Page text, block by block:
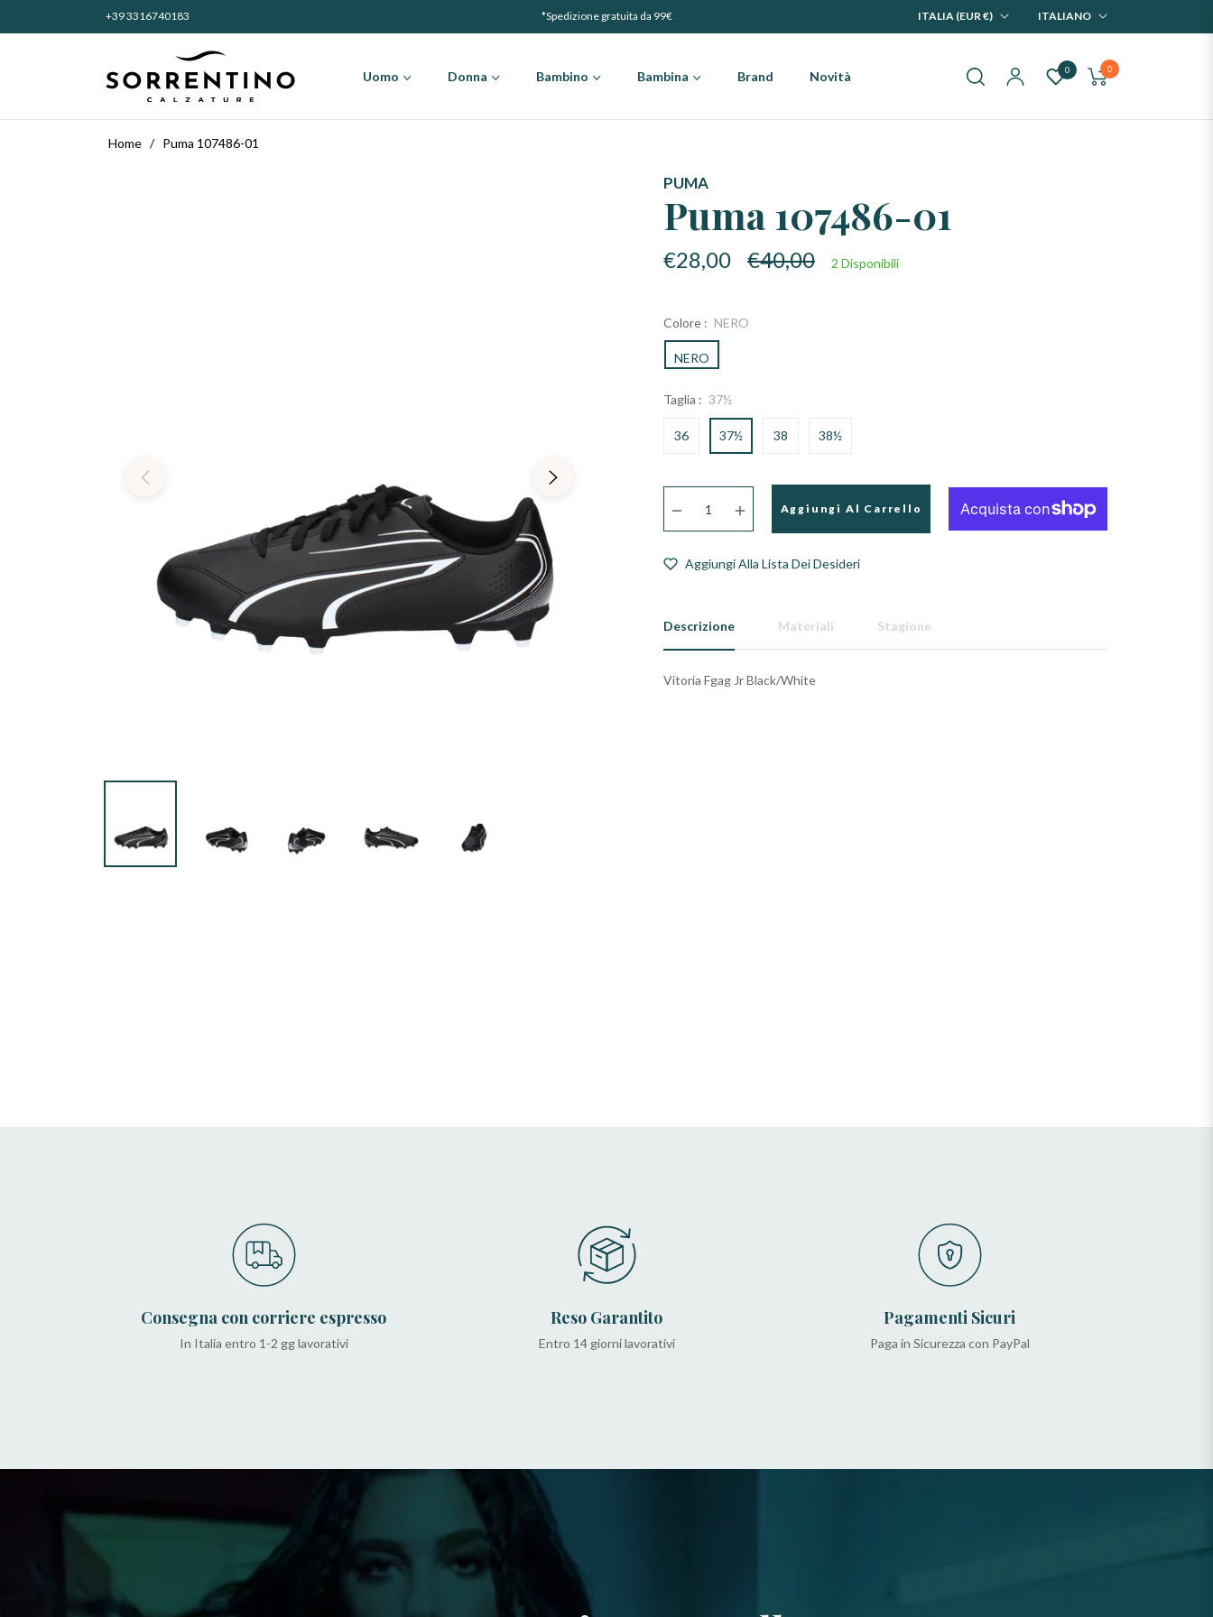
+39 3316740183 *Spedizione gratuita da 99€ ITALIA (EUR €) ITALIANO
Calzature Uomo Donna Bambino Bambina Brand Novità 0
Carrello
0
Home / Puma 107486-01
PUMA
Puma 107486-01
€28,00
Prezzo
di
€40,00 2 Disponibili
Colore : NERO
NERO
Taglia : 37½
36 37½ 38 38½
Aggiungi Al Carrello
Aggiungi Alla Lista Dei Desideri
Descrizione Materiali Stagione
Vitoria Fgag Jr Black/White
Consegna con corriere espresso
In Italia entro 1-2 gg lavorativi
Reso Garantito
Entro 14 giorni lavorativi
Pagamenti Sicuri
Paga in Sicurezza con PayPal